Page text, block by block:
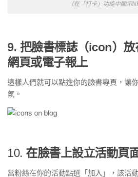
（在「打卡」功能中顯示
9. 把臉書標誌（icon）放
網頁或電子報上
這樣人們就可以點進你的臉書專頁，讓
氣。
10. 在臉書上設立活動頁
當粉絲在你的活動點選「加入」，該活